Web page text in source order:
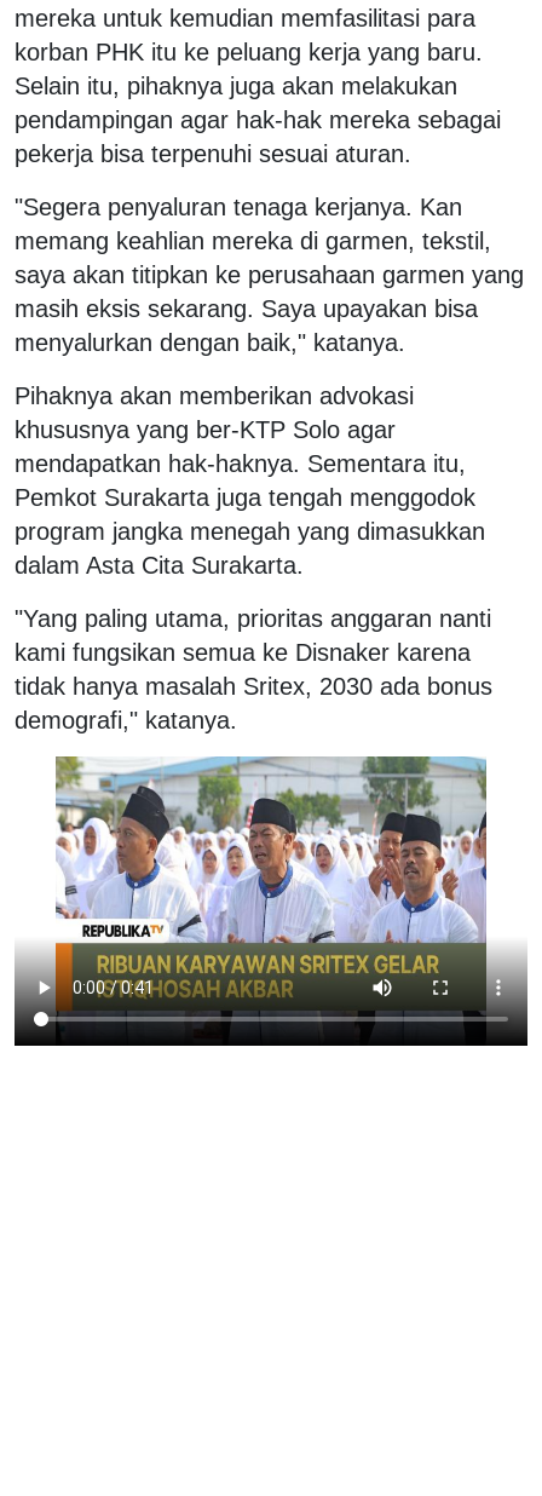
mereka untuk kemudian memfasilitasi para
korban PHK itu ke peluang kerja yang baru.
Selain itu, pihaknya juga akan melakukan
pendampingan agar hak-hak mereka sebagai
pekerja bisa terpenuhi sesuai aturan.
"Segera penyaluran tenaga kerjanya. Kan
memang keahlian mereka di garmen, tekstil,
saya akan titipkan ke perusahaan garmen yang
masih eksis sekarang. Saya upayakan bisa
menyalurkan dengan baik," katanya.
Pihaknya akan memberikan advokasi
khususnya yang ber-KTP Solo agar
mendapatkan hak-haknya. Sementara itu,
Pemkot Surakarta juga tengah menggodok
program jangka menegah yang dimasukkan
dalam Asta Cita Surakarta.
"Yang paling utama, prioritas anggaran nanti
kami fungsikan semua ke Disnaker karena
tidak hanya masalah Sritex, 2030 ada bonus
demografi," katanya.